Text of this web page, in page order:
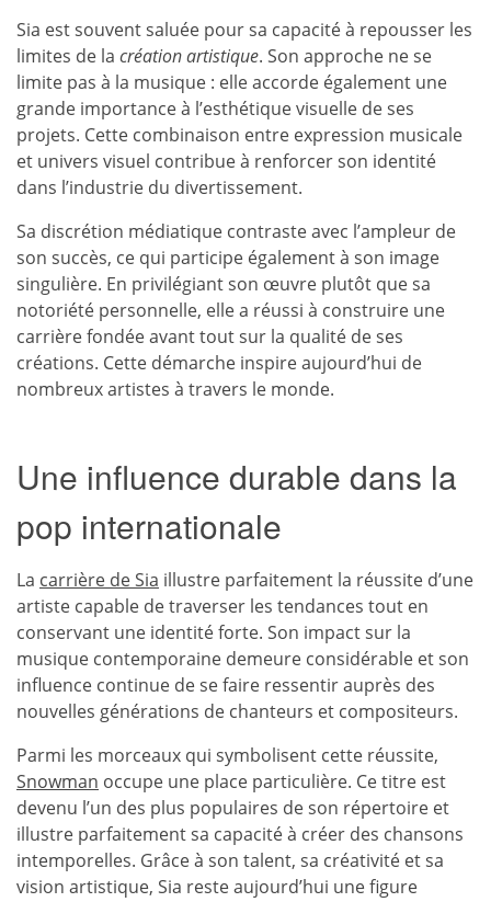
Sia est souvent saluée pour sa capacité à repousser les
limites de la création artistique. Son approche ne se
limite pas à la musique : elle accorde également une
grande importance à l’esthétique visuelle de ses
projets. Cette combinaison entre expression musicale
et univers visuel contribue à renforcer son identité
dans l’industrie du divertissement.
Sa discrétion médiatique contraste avec l’ampleur de
son succès, ce qui participe également à son image
singulière. En privilégiant son œuvre plutôt que sa
notoriété personnelle, elle a réussi à construire une
carrière fondée avant tout sur la qualité de ses
créations. Cette démarche inspire aujourd’hui de
nombreux artistes à travers le monde.
Une influence durable dans la
pop internationale
La carrière de Sia illustre parfaitement la réussite d’une
artiste capable de traverser les tendances tout en
conservant une identité forte. Son impact sur la
musique contemporaine demeure considérable et son
influence continue de se faire ressentir auprès des
nouvelles générations de chanteurs et compositeurs.
Parmi les morceaux qui symbolisent cette réussite,
Snowman occupe une place particulière. Ce titre est
devenu l’un des plus populaires de son répertoire et
illustre parfaitement sa capacité à créer des chansons
intemporelles. Grâce à son talent, sa créativité et sa
vision artistique, Sia reste aujourd’hui une figure